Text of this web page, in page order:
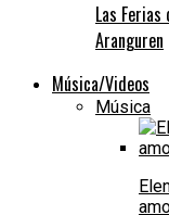
Las
Aranguren
Música/Videos
Música